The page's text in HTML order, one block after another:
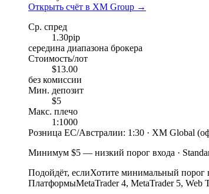
Открыть счёт в XM Group →
Ср. спред
1.30pip
середина диапазона брокера
Стоимость/лот
$13.00
без комиссии
Мин. депозит
$5
Макс. плечо
1:1000
Розница ЕС/Австралии: 1:30 · XM Global
Минимум $5 — низкий порог входа ·
Подойдёт, еслиХотите минимальный порог
ПлатформыMetaTrader 4, MetaTrader 5, Web